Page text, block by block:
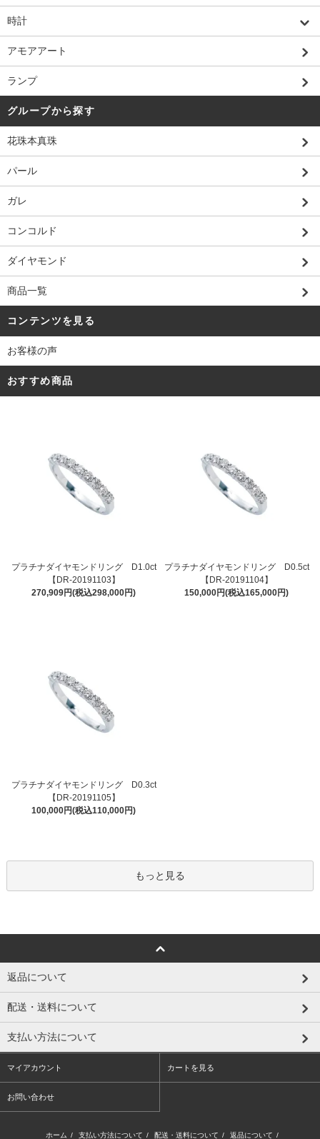
時計
アモアアート
ランプ
グループから探す
花珠本真珠
パール
ガレ
コンコルド
ダイヤモンド
商品一覧
コンテンツを見る
お客様の声
おすすめ商品
プラチナダイヤモンドリング D1.0ct
【DR-20191103】
270,909円(税込298,000円)
プラチナダイヤモンドリング D0.5ct
【DR-20191104】
150,000円(税込165,000円)
プラチナダイヤモンドリング D0.3ct
【DR-20191105】
100,000円(税込110,000円)
もっと見る
返品について
配送・送料について
支払い方法について
マイアカウント カートを見る
お問い合わせ
ホーム / 支払い方法について / 配送・送料について / 返品について /